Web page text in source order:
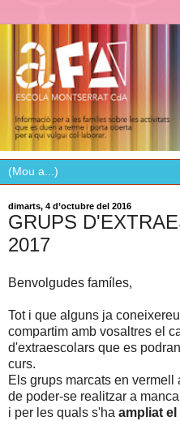
dimarts, 4 d’octubre del 2016
GRUPS
2017
Benvolgudes famíles,
Tot i que alguns ja
compartim amb vosaltres el
d'extraescolars que es
curs.
Els grups marcats en
de poder-se realitzar a
i per les quals s'ha ampliat